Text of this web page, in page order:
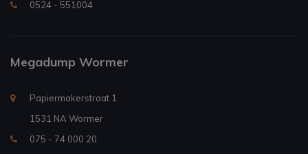
0524 - 551004
Megadump Wormer
Papiermakerstraat 1
1531 NA Wormer
075 - 74 000 20